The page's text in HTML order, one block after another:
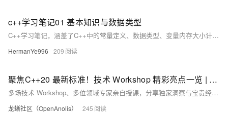
c++学习笔记01 基本知识与数据类型
C++学习笔记，涵盖了C++中的常量定义、数据类型、变量内存大小计算、基本数据类型（整型、实型、字符型、字符串型、布尔型）以及转义字符的使用。
HermanYe996 209
聚焦C++20 最新标准！技术 Workshop 精彩亮点一览 | 2024 龙蜥大会
多场技术 Workshop、多位领域专家亲自授课，分享独家洞察与宝贵经验。
龙蜥社区（OpenAnolis） 245